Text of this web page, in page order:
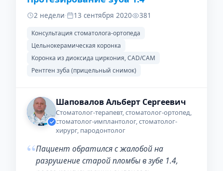
2 недели· 13 сентября 2020 381
Консультация стоматолога-ортопеда
Цельнокерамическая коронка
Коронка из диоксида циркония, CAD/CAM
Рентген зуба (прицельный снимок)
Шаповалов Альберт Сергеевич
Стоматолог-терапевт, стоматолог-ортопед,
стоматолог-имплантолог, стоматолог-
хирург, пародонтолог
“Пациент обратился с жалобой на
разрушение старой пломбы в зубе 1.4,